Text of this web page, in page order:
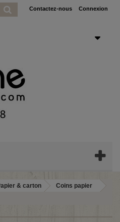
Connexion
Contactez-nous
& carton
Coins papier